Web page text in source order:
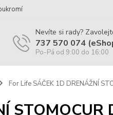
Nevíte si rady?
737 570 074
Po-Pá od 9:00 do 16:00
For Life SÁČEK 1D DRENÁŽNÍ